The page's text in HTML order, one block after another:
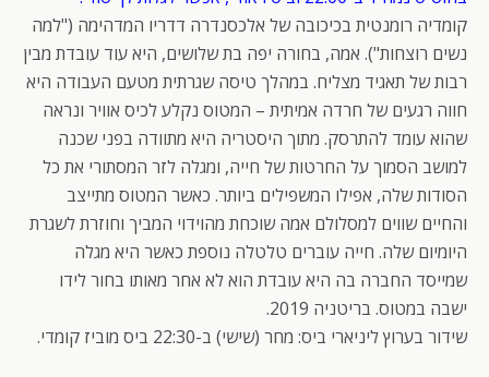
קומדיה רומנטית בכיכובה של אלכסנדרה דדריו המדהימה ("למה
נשים רוצחות"). אמה, בחורה יפה בת שלושים, היא עוד עובדת מבין
רבות של תאגיד מצליח. במהלך טיסה שגרתית מטעם העבודה היא
חווה רגעים של חרדה אמיתית – המטוס נקלע לכיס אוויר ונראה
שהוא עומד להתרסק. מתוך היסטריה היא מתוודה בפני שכנה
למושב הסמוך על החרטות של חייה, ומגלה לזר המסתורי את כל
הסודות שלה, אפילו המשפילים ביותר. כאשר המטוס מתייצב
והחיים שווים למסלולם אמה שוכחת מהוידוי המביך וחוזרת לשגרת
היומיום שלה. חייה עוברים טלטלה נוספת כאשר היא מגלה
שמייסד החברה בה היא עובדת הוא לא אחר מאותו בחור לידו
ישבה במטוס. בריטניה 2019.
שידור בערוץ ליניארי ביס: מחר (שישי) ב-22:30 ביס מוביז קומדי.